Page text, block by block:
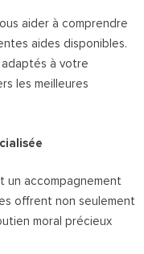
aider à comprendre
aides disponibles.
à votre
les meilleures
un accompagnement
offrent non seulement
moral précieux